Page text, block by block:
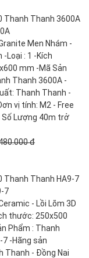
Thanh Thanh 3600A
Men Nhám -
-Loại : 1 -Kích
mm -Mã Sản
Thanh 3600A -
Thanh Thanh -
vị tính: M2 - Free
Số Lượng 40m trở
đ
Thanh Thanh HA9-7
7
- Lồi Lõm 3D
thước: 250x500
Phẩm : Thanh
7 -Hãng sản
Thanh - Đồng Nai